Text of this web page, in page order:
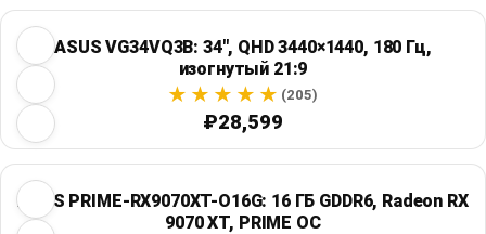
ASUS VG34VQ3B: 34", QHD 3440×1440, 180 Гц,
изогнутый 21:9
(205)
₽28,599
ASUS PRIME-RX9070XT-O16G: 16 ГБ GDDR6, Radeon RX
9070 XT, PRIME OC